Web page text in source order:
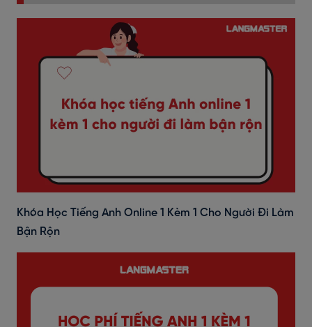
Khóa Học Tiếng Anh Online 1 Kèm 1 Cho Người Đi Làm
Bận Rộn